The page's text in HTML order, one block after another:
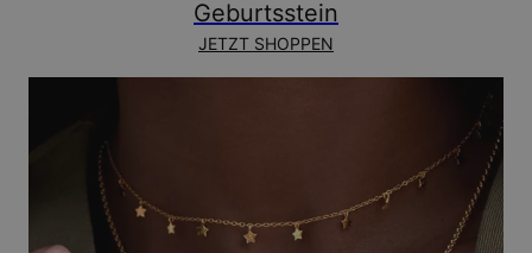
Geburtsstein
JETZT SHOPPEN